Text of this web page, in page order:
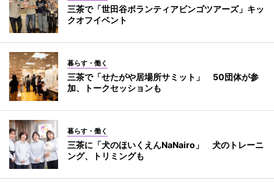
三茶で「世田谷ボランティアビンゴツアーズ」キッ
クオフイベント
暮らす・働く
三茶で「せたがや居場所サミット」 50団体が参
加、トークセッションも
暮らす・働く
三茶に「犬のほいくえんNaNairo」 犬のトレーニ
ング、トリミングも